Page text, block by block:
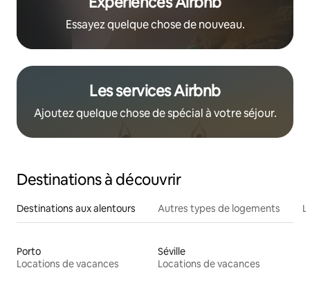
Essayez quelque chose de nouveau.
Les services Airbnb
Ajoutez quelque chose de spécial à votre séjour.
Destinations à découvrir
Destinations aux alentours Autres types de logements
Porto
Locations de vacances
Séville
Locations de vacances